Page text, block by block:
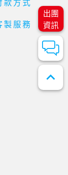
出團
資訊
expand_less
款方式
製服務